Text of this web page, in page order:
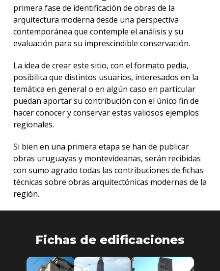
primera fase de identificación de obras de la
arquitectura moderna desde una perspectiva
contemporánea que contemple el análisis y su
evaluación para su imprescindible conservación.
La idea de crear este sitio, con el formato pedia,
posibilita que distintos usuarios, interesados en la
temática en general o en algún caso en particular
puedan aportar su contribución con el único fin de
hacer conocer y conservar estas valiosos ejemplos
regionales.
Si bien en una primera etapa se han de publicar
obras uruguayas y montevideanas, serán recibidas
con sumo agrado todas las contribuciones de fichas
técnicas sobre obras arquitectónicas modernas de la
región.
Fichas de edificaciones